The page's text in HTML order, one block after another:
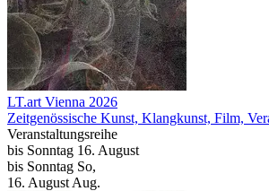
LT.art Vienna 2026
Zeitgenössische Kunst, Klangkunst, Film,
Veranstaltungsreihe
bis Sonntag 16. August
bis Sonntag So,
16. August Aug.